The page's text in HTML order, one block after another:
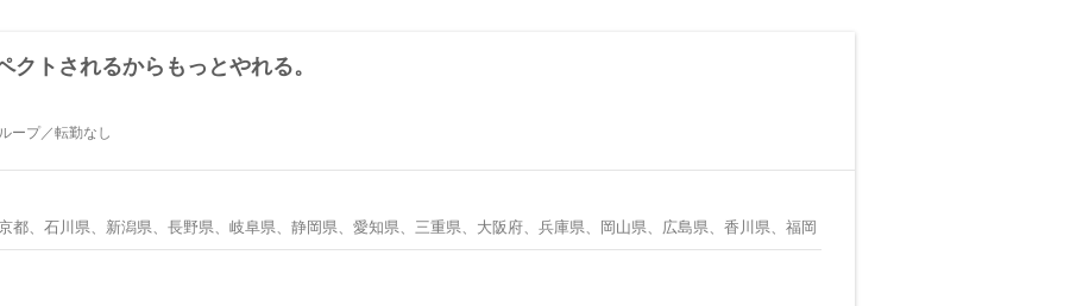
クトされるからもっとやれる。
ープ／転勤なし
都、石川県、新潟県、長野県、岐阜県、静岡県、愛知県、三重県、大阪府、兵庫県、岡山県、広島県、香川県、福岡